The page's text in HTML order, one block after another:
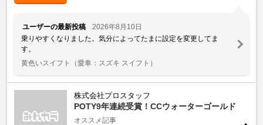
ユーザーの最新投稿
2026年8月10日
乗りやすくなりました。気分によってたまに設定を変更してま
す。
黄色いスイフト
（愛車：スズキ スイフト）
株式会社プロスタッフ
POTY9年連続受賞！CCウォーターゴールド
オススメ記事